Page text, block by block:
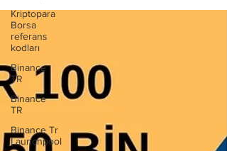
Kriptopara
Borsa
referans
kodları
Binance
TR
Binance
TR
Binance Tr
Launchpool